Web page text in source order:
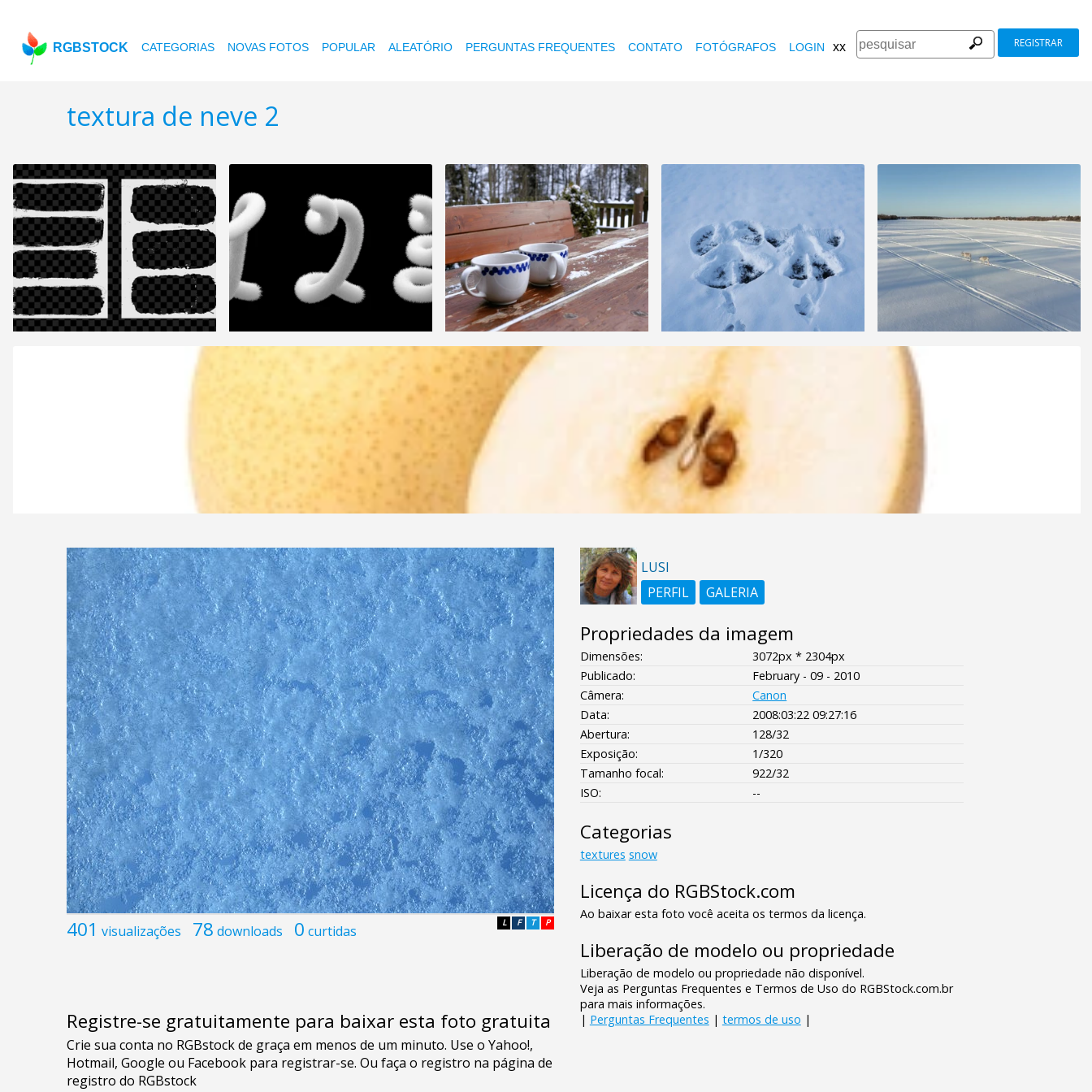
RGBSTOCK CATEGORIAS NOVAS FOTOS POPULAR ALEATÓRIO PERGUNTAS FREQUENTES CONTATO FOTÓGRAFOS LOGIN xx REGISTRAR
textura de neve 2
401 visualizações 78 downloads 0 curtidas P
T
F
L
Registre-se gratuitamente para baixar esta foto gratuita
LUSI
PERFIL
GALERIA
Propriedades da imagem
Dimensões:
3072px * 2304px
Publicado:
February - 09 - 2010
Câmera:
Canon
Data:
2008:03:22 09:27:16
Abertura:
128/32
Exposição:
1/320
Tamanho focal:
922/32
ISO:
--
Categorias
textures snow
Licença do RGBStock.com
Ao baixar esta foto você aceita os termos da licença.
Liberação de modelo ou propriedade
Liberação de modelo ou propriedade não disponível.
Veja as Perguntas Frequentes e Termos de Uso do RGBStock.com.br
para mais informações.
| Perguntas Frequentes | termos de uso |